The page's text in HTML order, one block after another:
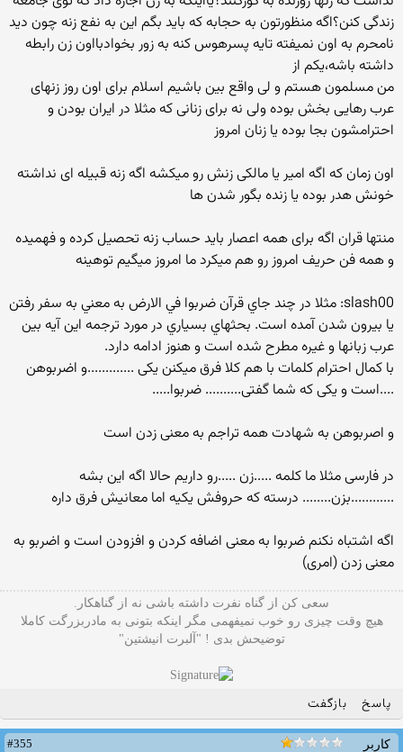
زندگی کنن؟اگه منظورتون به حجابه که باید بگم این به نفع زنه چون دید
نامحرم به اون نمیفته تایه پسرهوس کنه به زور بخوادبااون زن رابطه
داشته باشه،یکم از
من مسلمون هستم و لی واقع بین باشیم اسلام برای اون روز زنهای
عرب رهایی بخش بوده ولی نه برای زنانی که مثلا در ایران بودن و
احترامشون بجا بوده یا زنان امروز
اون زمان که اگه امیر یا مالکی زنش رو میکشه اگه زنه قبیله ای نداشته
خونش هدر بوده یا زنده بگور شدن ها
منتها قران اگه برای همه اعصار باید حساب زنه تحصیل کرده و فهمیده
و همه فن حریف امروز رو هم میکرد ما امروز میگیم توهینه
slash00: مثلا در چند جاي قرآن ضربوا في الارض به معني به سفر رفتن
يا بيرون شدن آمده است. بحثهاي بسياري در مورد ترجمه اين آيه بين
عرب زبانها و غيره مطرح شده است و هنوز ادامه دارد.
با کمال احترام کلمات با هم کلا فرق میکنن یکی .............و اضربوهن
....است و یکی که شما گفتی.......... ضربوا.....
و اصربوهن به شهادت همه تراجم به معنی زدن است
در فارسی مثلا ما کلمه .....زن .....رو داریم حالا اگه این بشه
............بزن........ درسته که حروفش یکیه اما معانیش فرق داره
اگه اشتباه نکنم ضربوا به معنی اضافه کردن و افزودن است و اضربو به
معنی زدن (امری)
سعی کن از گناه نفرت داشته باشی نه از گناهکار.
هیچ وقت چیزی رو خوب نمیفهمی مگر اینکه بتونی به مادربزرگت کاملا
توضیحش بدی ! "آلبرت انیشتین"
پاسخ بازگفت
کاربر
#355